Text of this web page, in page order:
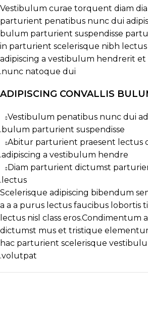
Vestibulum curae torquent diam
parturient penatibus nunc dui
bulum parturient suspendisse
in parturient scelerisque nibh
adipiscing a vestibulum hendrerit et
nunc natoque dui.
ADIPISCING CONVALLIS
Vestibulum penatibus nunc dui
bulum parturient suspendisse.
Abitur parturient praesent lectus
adipiscing a vestibulum hendre.
Diam parturient dictumst
lectus.
Scelerisque adipiscing bibendum
a a a purus lectus faucibus lobortis
lectus nisl class eros.Condimentum
dictumst mus et tristique
hac parturient scelerisque
volutpat.